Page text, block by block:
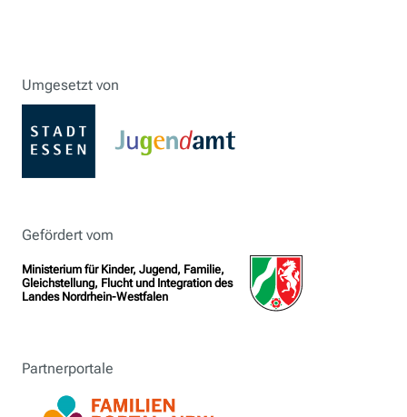
Umgesetzt von
Gefördert vom
Ministerium für Kinder, Jugend, Familie,
Gleichstellung, Flucht und Integration des
Landes Nordrhein-Westfalen
Partnerportale